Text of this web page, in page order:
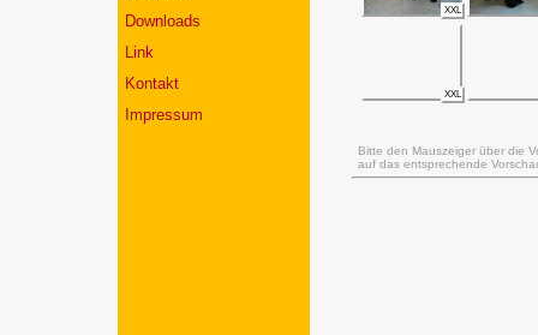
Downloads
Link
Kontakt
Impressum
XXL
XXL
Bitte den Mauszeiger über die
auf das entsprechende